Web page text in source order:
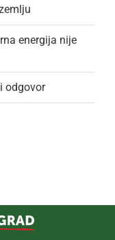
energija nije
odgovor